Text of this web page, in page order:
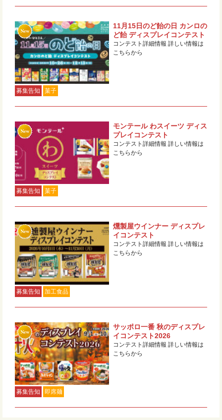
募集告知 菓子
11月15日のど飴の日 カンロの
ど飴 ディスプレイコンテスト
コンテスト詳細情報 詳しい情報は
こちらから
募集告知 菓子
モンテール わスイーツ ディス
プレイコンテスト
コンテスト詳細情報 詳しい情報は
こちらから
募集告知 加工食品
燻製屋ウインナー ディスプレ
イコンテスト
コンテスト詳細情報 詳しい情報は
こちらから
募集告知 即席麺
サッポロ一番 秋のディスプレ
イコンテスト2026
コンテスト詳細情報 詳しい情報は
こちらから